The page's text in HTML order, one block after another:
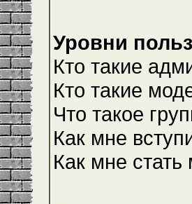
Уровни
Кто такие
Кто такие
Что такое
Как мне
Как мне